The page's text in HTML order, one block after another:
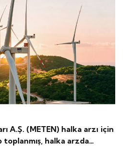
A.Ş. (METEN) halka arzı için
halka arzda